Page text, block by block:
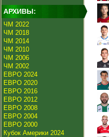
АРХИВЫ:
ЧМ 2022
ЧМ 2018
ЧМ 2014
ЧМ 2010
ЧМ 2006
ЧМ 2002
ЕВРО 2024
ЕВРО 2020
ЕВРО 2016
ЕВРО 2012
ЕВРО 2008
ЕВРО 2004
ЕВРО 2000
Кубок Америки 2024